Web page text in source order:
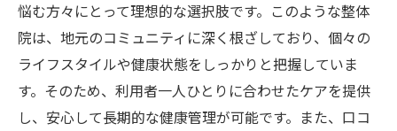
悩む方々にとって理想的な選択肢です。このような整体
院は、地元のコミュニティに深く根ざしており、個々の
ライフスタイルや健康状態をしっかりと把握していま
す。そのため、利用者一人ひとりに合わせたケアを提供
し、安心して長期的な健康管理が可能です。また、口コ